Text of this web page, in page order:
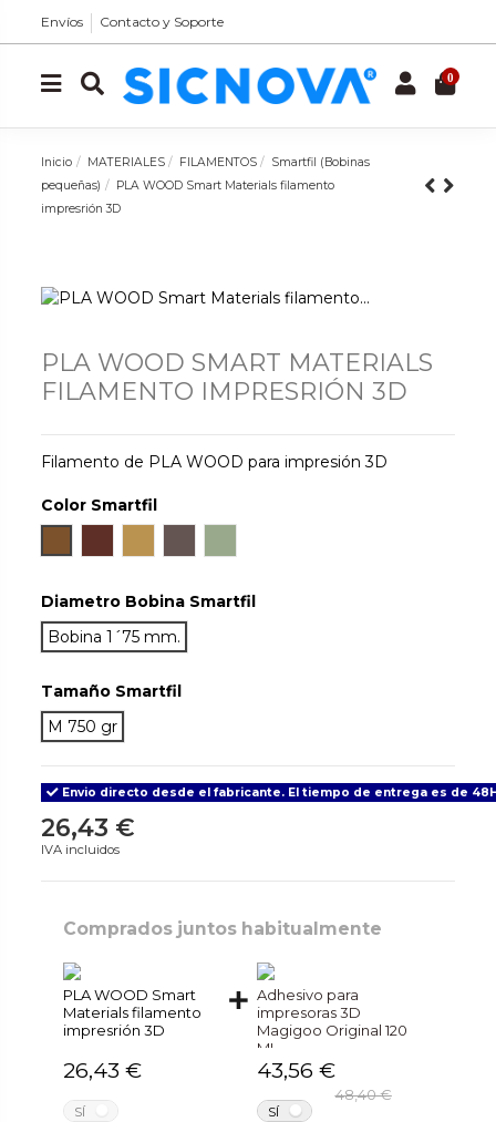
Envíos Contacto y Soporte
0
Inicio MATERIALES FILAMENTOS
Smartfil (Bobinas
pequeñas)
PLA WOOD Smart Materials filamento
impresrión 3D
PLA WOOD SMART MATERIALS
FILAMENTO IMPRESRIÓN 3D
Filamento de PLA WOOD para impresión 3D
Color Smartfil
Diametro Bobina Smartfil
Bobina 1´75 mm.
Tamaño Smartfil
M 750 gr
Envio directo desde el fabricante. El tiempo de entrega es de
26,43 €
IVA incluidos
Comprados juntos habitualmente
PLA WOOD Smart
Materials filamento
impresrión 3D
26,43 €
SÍ
Adhesivo para
impresoras 3D
Magigoo Original 120
ML
43,56 €
48,40 €
SÍ